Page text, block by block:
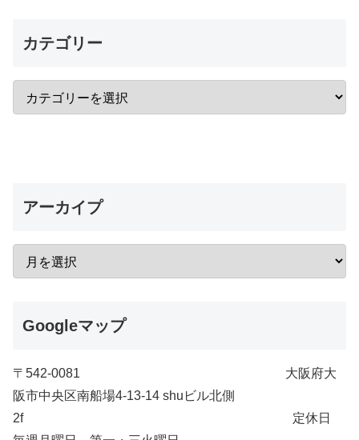
カテゴリー
アーカイプ
Googleマップ
〒542-0081 大阪府大
阪市中央区南船場4-13-14 shuビル北側
2f 定休日